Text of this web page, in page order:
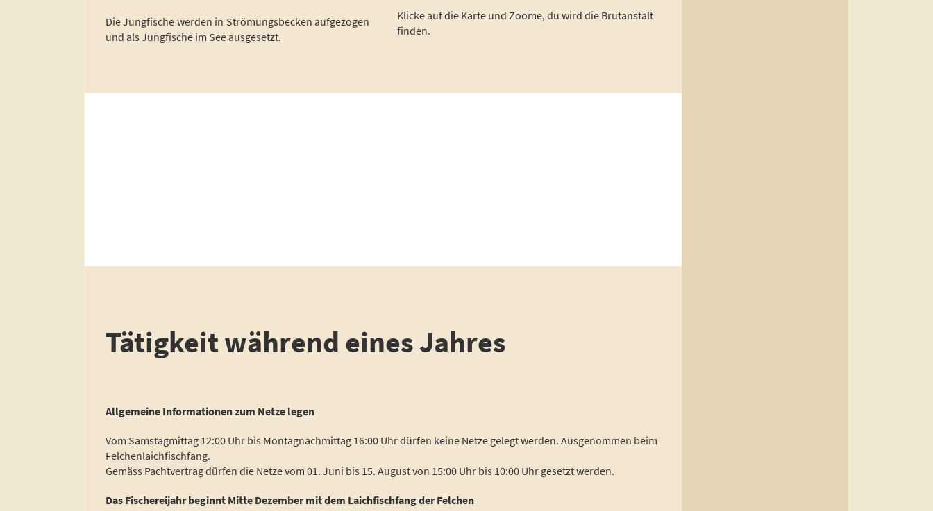
Die Jungfische werden in Strömungsbecken aufgezogen
und als Jungfische im See ausgesetzt.
Klicke auf die Karte und Zoome, du wird die Brutanstalt
finden.
Tätigkeit während eines Jahres
Allgemeine Informationen zum Netze legen
Vom Samstagmittag 12:00 Uhr bis Montagnachmittag 16:00 Uhr dürfen keine Netze gelegt werden. Ausgenommen beim
Felchenlaichfischfang.
Gemäss Pachtvertrag dürfen die Netze vom 01. Juni bis 15. August von 15:00 Uhr bis 10:00 Uhr gesetzt werden.
Das Fischereijahr beginnt Mitte Dezember mit dem Laichfischfang der Felchen